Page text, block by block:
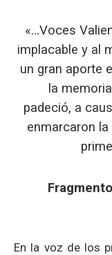
«…Voces
implacable y al
un gran aporte
la
padeció, a
enmarcaron
En la voz de los